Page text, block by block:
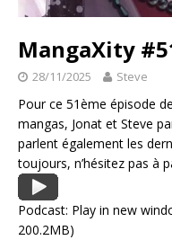
MangaXity
28/11/2025 Steve
Pour ce 51ème épisode
mangas, Jonat et Steve
parlent également les
toujours, n’hésitez pas à
Podcast: Play in new
200.2MB)